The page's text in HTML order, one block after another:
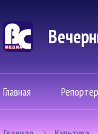
Главная Репортер